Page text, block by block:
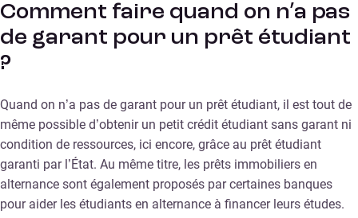
Comment faire quand on n’a pas
de garant pour un prêt étudiant
?
Quand on n’a pas de garant pour un prêt étudiant, il est tout de
même possible d’obtenir un petit crédit étudiant sans garant ni
condition de ressources, ici encore, grâce au prêt étudiant
garanti par l’État. Au même titre, les prêts immobiliers en
alternance sont également proposés par certaines banques
pour aider les étudiants en alternance à financer leurs études.